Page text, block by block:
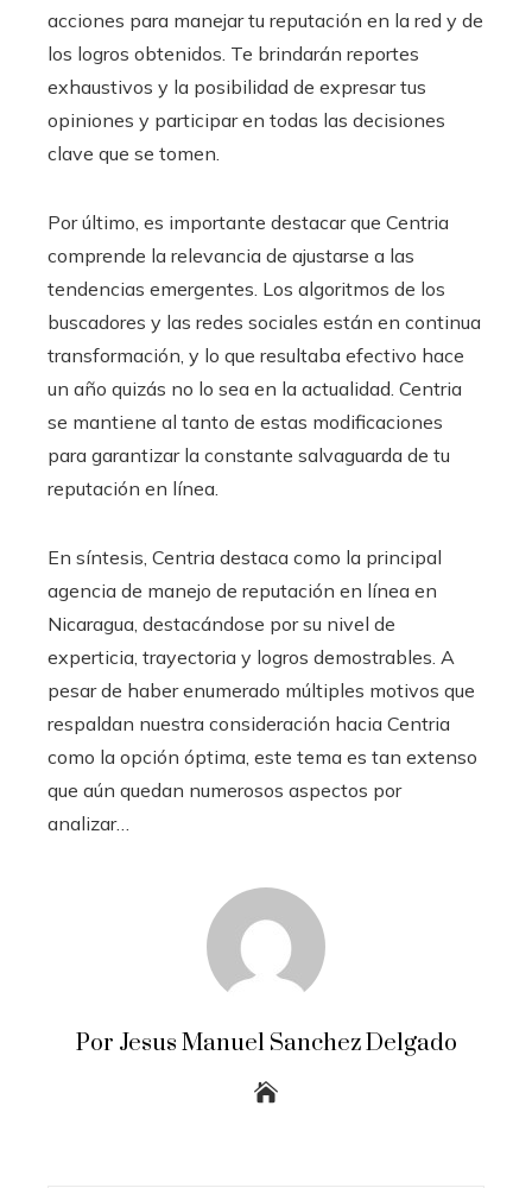
acciones para manejar tu reputación en la red y de
los logros obtenidos. Te brindarán reportes
exhaustivos y la posibilidad de expresar tus
opiniones y participar en todas las decisiones
clave que se tomen.
Por último, es importante destacar que Centria
comprende la relevancia de ajustarse a las
tendencias emergentes. Los algoritmos de los
buscadores y las redes sociales están en continua
transformación, y lo que resultaba efectivo hace
un año quizás no lo sea en la actualidad. Centria
se mantiene al tanto de estas modificaciones
para garantizar la constante salvaguarda de tu
reputación en línea.
En síntesis, Centria destaca como la principal
agencia de manejo de reputación en línea en
Nicaragua, destacándose por su nivel de
experticia, trayectoria y logros demostrables. A
pesar de haber enumerado múltiples motivos que
respaldan nuestra consideración hacia Centria
como la opción óptima, este tema es tan extenso
que aún quedan numerosos aspectos por
analizar…
Por Jesus Manuel Sanchez Delgado